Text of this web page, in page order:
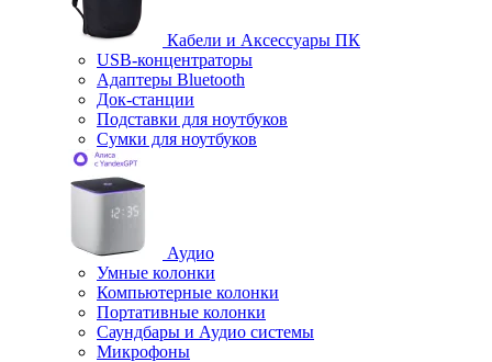
Кабели и Аксессуары ПК
USB-концентраторы
Адаптеры Bluetooth
Док-станции
Подставки для ноутбуков
Сумки для ноутбуков
Аудио
Умные колонки
Компьютерные колонки
Портативные колонки
Саундбары и Аудио системы
Микрофоны